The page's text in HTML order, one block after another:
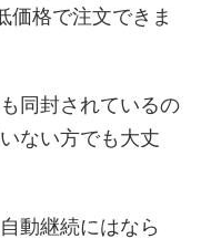
価格で注文できま
同封されているの
ない方でも大丈
動継続にはなら